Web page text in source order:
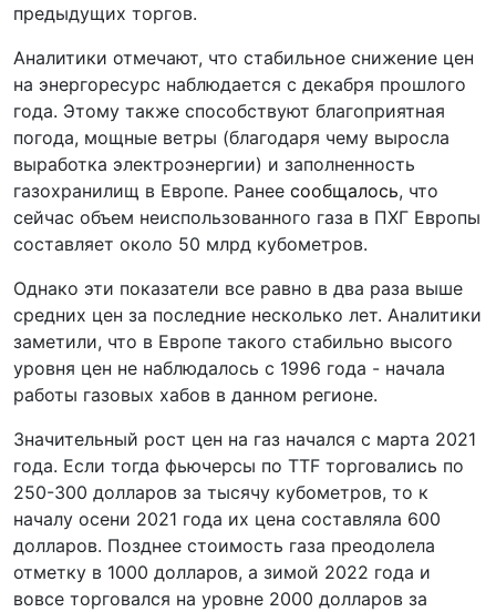
предыдущих торгов.
Аналитики отмечают, что стабильное снижение цен
на энергоресурс наблюдается с декабря прошлого
года. Этому также способствуют благоприятная
погода, мощные ветры (благодаря чему выросла
выработка электроэнергии) и заполненность
газохранилищ в Европе. Ранее сообщалось, что
сейчас объем неиспользованного газа в ПХГ Европы
составляет около 50 млрд кубометров.
Однако эти показатели все равно в два раза выше
средних цен за последние несколько лет. Аналитики
заметили, что в Европе такого стабильно высого
уровня цен не наблюдалось с 1996 года - начала
работы газовых хабов в данном регионе.
Значительный рост цен на газ начался с марта 2021
года. Если тогда фьючерсы по TTF торговались по
250-300 долларов за тысячу кубометров, то к
началу осени 2021 года их цена составляла 600
долларов. Позднее стоимость газа преодолела
отметку в 1000 долларов, а зимой 2022 года и
вовсе торговался на уровне 2000 долларов за